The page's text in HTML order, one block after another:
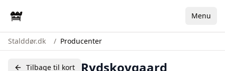
Menu
Stalddør.dk / Producenter
Tilbage til kort Rydskovgaard